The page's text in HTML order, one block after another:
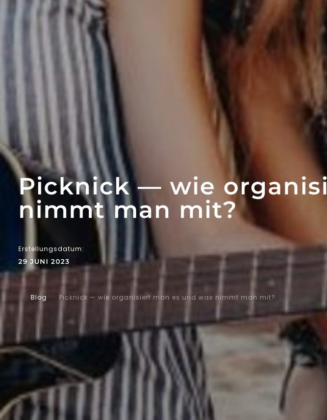
LODGES CATERING
Picknick — wie
nimmt man mit?
29 JUNI 2023
Erstellungsdatum:
Blog Picknick — wie organisiert man es und was nimmt man mit?